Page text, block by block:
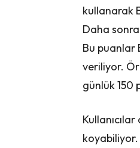
kullanarak
Daha
Bu puanlar
veriliyor.
günlük 150